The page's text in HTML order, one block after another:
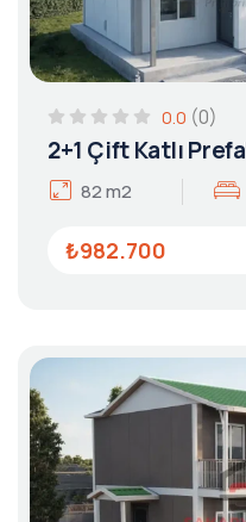
0.0 (0)
2+1 Çift Katlı
82 m2
₺982.700